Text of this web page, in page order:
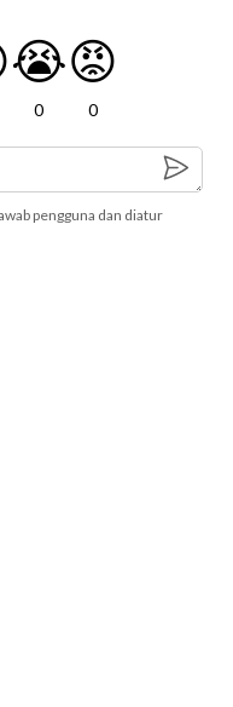
😭
0
😡
0
pengguna dan diatur